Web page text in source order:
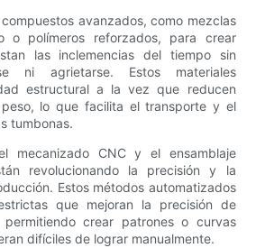
avanzados, como mezclas
o polímeros reforzados, para crear
las inclemencias del tiempo sin
ni agrietarse. Estos materiales
estructural a la vez que reducen
lo que facilita el transporte y el
tumbonas.
mecanizado CNC y el ensamblaje
revolucionando la precisión y la
Estos métodos automatizados
que mejoran la precisión de
crear patrones o curvas
difíciles de lograr manualmente.